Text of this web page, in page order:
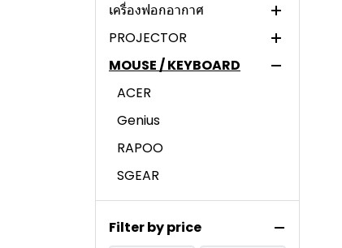
INTEL
INNO3D
GIGABYTE
POWERCOLOR
GALAX
MSI
XIGMATEK
THERMALTAKE
SAMA
MONTECH
CORSAIR
ANTEC
ASUS
PANTUM
XEROX
EPSON
CANNON
HP
BROTHER
INTEL
QPOS
เครื่องฟอกอากาศ
Xiaomi
ECOLINK
PROJECTOR
AVERVISION
EPSON
MOUSE / KEYBOARD
ACER
Genius
RAPOO
SGEAR
HYPERX
ANITECH
Filter by price